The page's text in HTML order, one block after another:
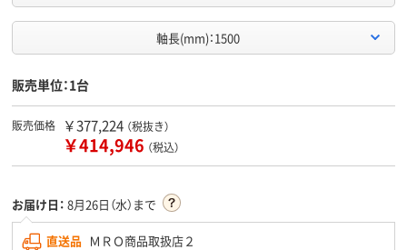
軸長(mm)：1500
販売単位：1台
販売価格 ￥377,224 （税抜き）
￥414,946 （税込）
お届け日： 8月26日（水）まで
直送品 ＭＲＯ商品取扱店２